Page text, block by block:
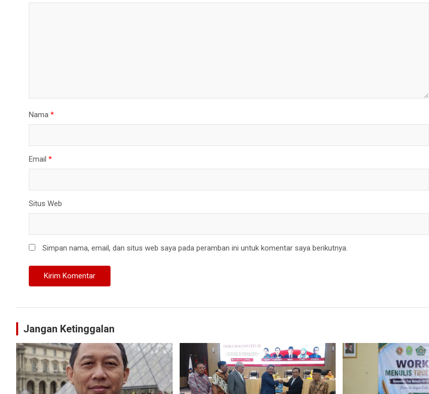
Nama *
Email *
Situs Web
Simpan nama, email, dan situs web saya pada peramban ini untuk komentar saya berikutnya.
Jangan Ketinggalan